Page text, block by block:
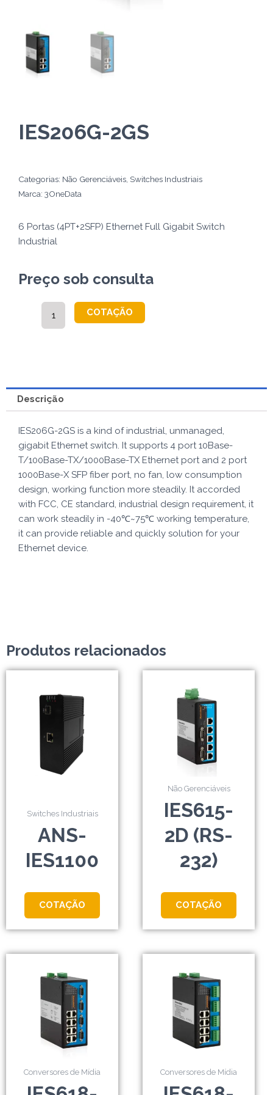
IES206G-2GS
Categorias: Não Gerenciáveis Switches Industriais
Marca: 3OneData
6 Portas (4PT+2SFP) Ethernet Full Gigabit Switch
Industrial
Preço sob consulta
COTAÇÃO
Descrição
IES206G-2GS is a kind of industrial, unmanaged,
gigabit Ethernet switch. It supports 4 port 10Base-
T/100Base-TX/1000Base-TX Ethernet port and 2 port
1000Base-X SFP fiber port, no fan, low consumption
design, working function more steadily. It accorded
with FCC, CE standard, industrial design requirement, it
can work steadily in -40℃~75℃ working temperature,
it can provide reliable and quickly solution for your
Ethernet device.
Produtos relacionados
Switches Industriais
ANS-
IES1100
COTAÇÃO
Não Gerenciáveis
IES615-
2D (RS-
232)
COTAÇÃO
Conversores de Mídia Conversores de Mídia